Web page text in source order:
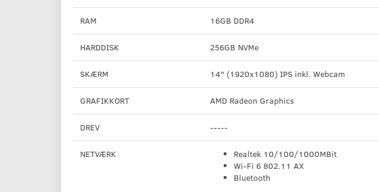
RAM 16GB DDR4
HARDDISK 256GB NVMe
SKÆRM 14" (1920x1080) IPS inkl. Webcam
GRAFIKKORT AMD Radeon Graphics
DREV -----
NETVÆRK
Realtek 10/100/1000MBit
Wi-Fi 6 802.11 AX
Bluetooth